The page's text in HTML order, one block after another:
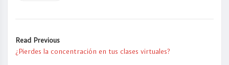
Read Previous
¿Pierdes la concentración en tus clases virtuales?